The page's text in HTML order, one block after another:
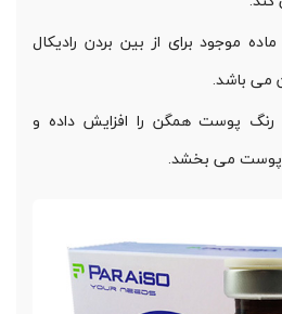
موجود برای از بین بردن رادیکال
می باشد.
رنگ پوست همگن را افزایش داده و
پوست می بخشد.